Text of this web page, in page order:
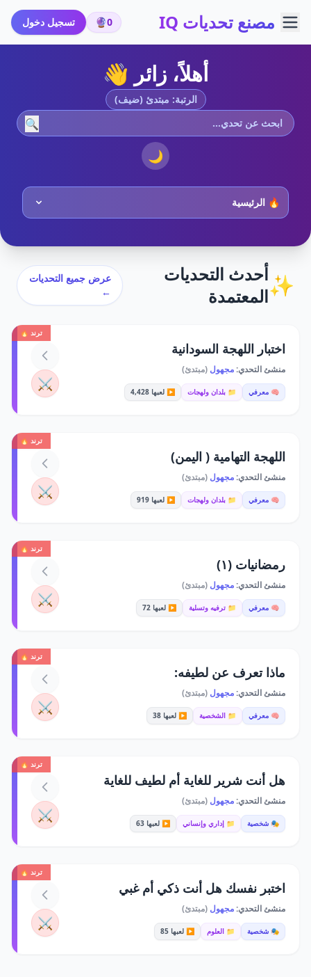
مصنع تحديات IQ 0
🔮 تسجيل دخول
أهلاً، زائر 👋
الرتبة: مبتدئ (ضيف)
🔍
🌙
✨أحدث التحديات
المعتمدة
عرض جميع التحديات
←
ترند 🔥
اختبار اللهجة السودانية
منشئ التحدي:مجهول (مبتدئ)
🧠 معرفي 📁 بلدان ولهجات ▶️ لعبها 4,428 ⚔️
ترند 🔥
اللهجة التهامية ( اليمن)
منشئ التحدي:مجهول (مبتدئ)
🧠 معرفي 📁 بلدان ولهجات ▶️ لعبها 919 ⚔️
ترند 🔥
رمضانيات (١)
منشئ التحدي:مجهول (مبتدئ)
🧠 معرفي 📁 ترفيه وتسلية ▶️ لعبها 72 ⚔️
ترند 🔥
ماذا تعرف عن لطيفه:
منشئ التحدي:مجهول (مبتدئ)
🧠 معرفي 📁 الشخصية ▶️ لعبها 38 ⚔️
ترند 🔥
هل أنت شرير للغاية أم لطيف للغاية
منشئ التحدي:مجهول (مبتدئ)
🎭 شخصية 📁 إداري وإنساني ▶️ لعبها 63 ⚔️
ترند 🔥
اختبر نفسك هل أنت ذكي أم غبي
منشئ التحدي:مجهول (مبتدئ)
🎭 شخصية 📁 العلوم ▶️ لعبها 85 ⚔️